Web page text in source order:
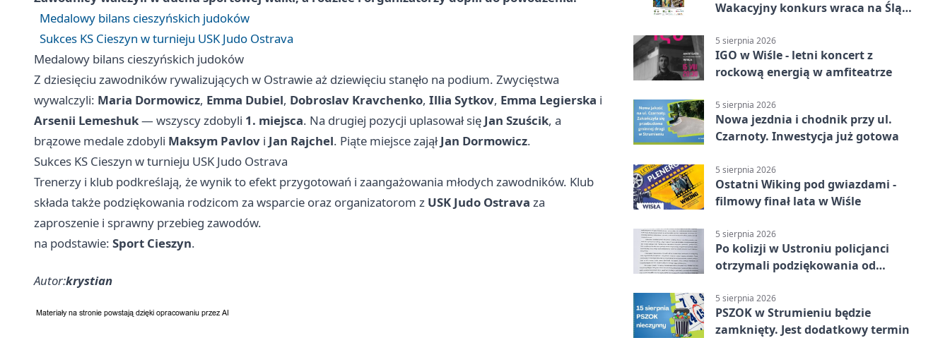
Medalowy bilans cieszyńskich judoków
Sukces KS Cieszyn w turnieju USK Judo Ostrava
Medalowy bilans cieszyńskich judoków
Z dziesięciu zawodników rywalizujących w Ostrawie aż dziewięciu stanęło na podium. Zwycięstwa
wywalczyli: Maria Dormowicz, Emma Dubiel, Dobroslav Kravchenko, Illia Sytkov, Emma Legierska i
Arsenii Lemeshuk— wszyscy zdobyli 1. miejsca. Na drugiej pozycji uplasował się Jan Szuścik, a
brązowe medale zdobyli Maksym Pavlov i Jan Rajchel. Piąte miejsce zająłJan Dormowicz.
Sukces KS Cieszyn w turnieju USK Judo Ostrava
Trenerzy i klub podkreślają, że wynik to efekt przygotowań i zaangażowania młodych zawodników. Klub
składa także podziękowania rodzicom za wsparcie oraz organizatorom z USK Judo Ostrava za
zaproszenie i sprawny przebieg zawodów.
na podstawie: Sport Cieszyn.
Autor:krystian
Wakacyjny konkurs wraca na Śląsk
5 sierpnia 2026
IGO w Wiśle - letni koncert z
rockową energią w amfiteatrze
5 sierpnia 2026
Nowa jezdnia i chodnik przy ul.
Czarnoty. Inwestycja już gotowa
5 sierpnia 2026
Ostatni Wiking pod gwiazdami -
filmowy finał lata w Wiśle
5 sierpnia 2026
Po kolizji w Ustroniu policjanci
otrzymali podziękowania od
5 sierpnia 2026
PSZOK w Strumieniu będzie
zamknięty. Jest dodatkowy termin